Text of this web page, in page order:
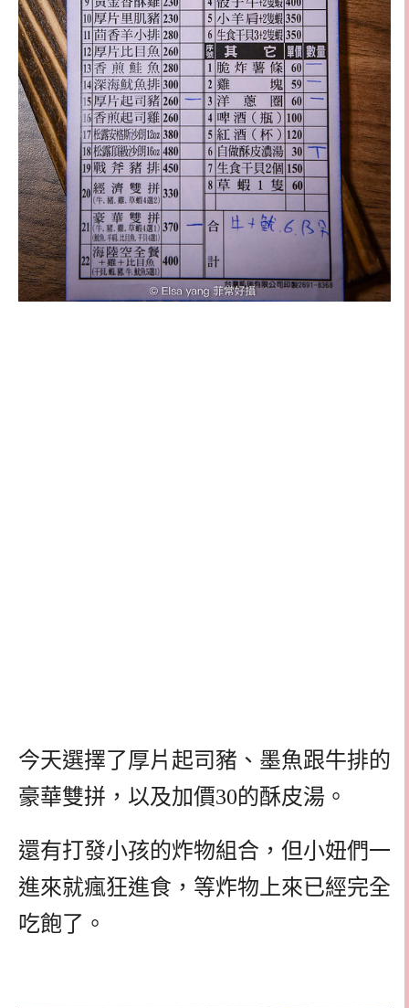
今天選擇了厚片起司豬、墨魚跟牛排的
豪華雙拼，以及加價30的酥皮湯。
還有打發小孩的炸物組合，但小妞們一
進來就瘋狂進食，等炸物上來已經完全
吃飽了。